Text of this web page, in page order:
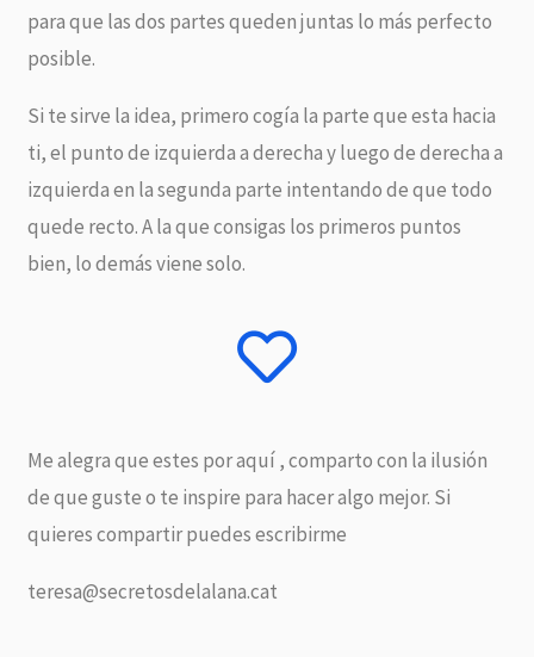
para que las dos partes queden juntas lo más perfecto
posible.
Si te sirve la idea, primero cogía la parte que esta hacia
ti, el punto de izquierda a derecha y luego de derecha a
izquierda en la segunda parte intentando de que todo
quede recto. A la que consigas los primeros puntos
bien, lo demás viene solo.
Me alegra que estes por aquí , comparto con la ilusión
de que guste o te inspire para hacer algo mejor. Si
quieres compartir puedes escribirme
teresa@secretosdelalana.cat